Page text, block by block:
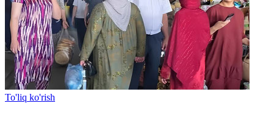
To'liq ko'rish